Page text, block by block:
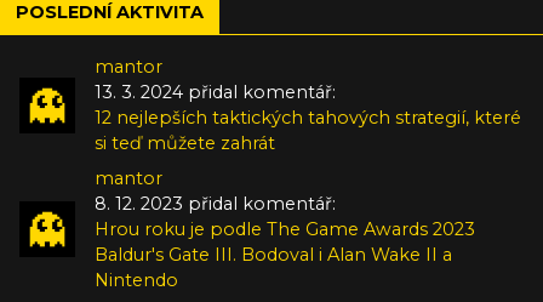
POSLEDNÍ AKTIVITA
mantor
13. 3. 2024 přidal komentář:
12 nejlepších taktických tahových strategií, které
si teď můžete zahrát
mantor
8. 12. 2023 přidal komentář:
Hrou roku je podle The Game Awards 2023
Baldur's Gate III. Bodoval i Alan Wake II a
Nintendo